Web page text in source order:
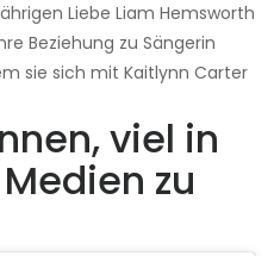
Liebe Liam Hemsworth
Beziehung zu Sängerin
sie sich mit Kaitlynn Carter
viel in
zu